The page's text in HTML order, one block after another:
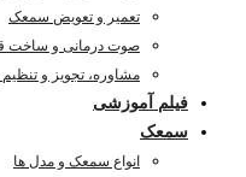
تعمیر و تعویض سمعک
صوت درمانی و ساخت
مشاوره، تجویز و
فیلم آموزشی
سمعک
انواع سمعک و مدل ها